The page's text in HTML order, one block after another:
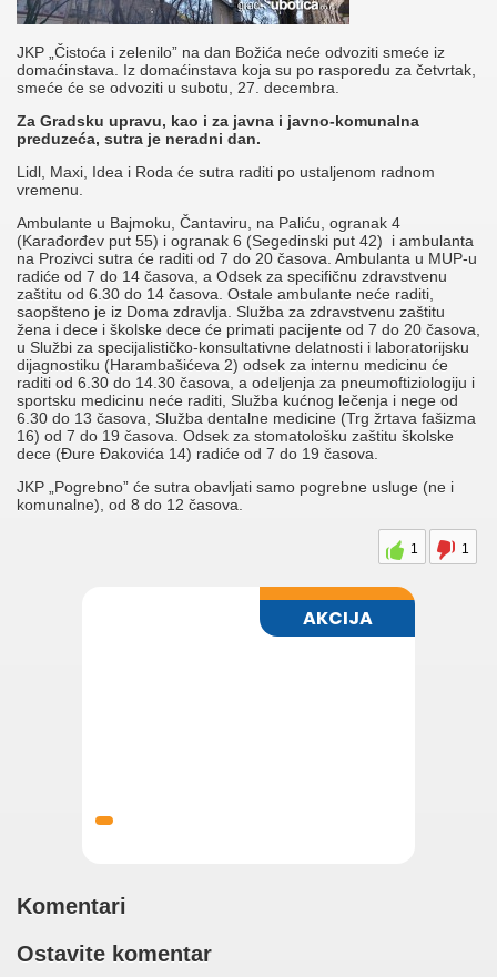
JKP „Čistoća i zelenilo” na dan Božića neće odvoziti smeće iz
domaćinstava. Iz domaćinstava koja su po rasporedu za četvrtak,
smeće će se odvoziti u subotu, 27. decembra.
Za Gradsku upravu, kao i za javna i javno-komunalna
preduzeća, sutra je neradni dan.
Lidl, Maxi, Idea i Roda će sutra raditi po ustaljenom radnom
vremenu.
Ambulante u Bajmoku, Čantaviru, na Paliću, ogranak 4
(Karađorđev put 55) i ogranak 6 (Segedinski put 42) i ambulanta
na Prozivci sutra će raditi od 7 do 20 časova. Ambulanta u MUP-u
radiće od 7 do 14 časova, a Odsek za specifičnu zdravstvenu
zaštitu od 6.30 do 14 časova. Ostale ambulante neće raditi,
saopšteno je iz Doma zdravlja. Služba za zdravstvenu zaštitu
žena i dece i školske dece će primati pacijente od 7 do 20 časova,
u Službi za specijalističko-konsultativne delatnosti i laboratorijsku
dijagnostiku (Harambašićeva 2) odsek za internu medicinu će
raditi od 6.30 do 14.30 časova, a odeljenja za pneumoftiziologiju i
sportsku medicinu neće raditi, Služba kućnog lečenja i nege od
6.30 do 13 časova, Služba dentalne medicine (Trg žrtava fašizma
16) od 7 do 19 časova. Odsek za stomatološku zaštitu školske
dece (Đure Đakovića 14) radiće od 7 do 19 časova.
JKP „Pogrebno” će sutra obavljati samo pogrebne usluge (ne i
komunalne), od 8 do 12 časova.
1 1
Komentari
Ostavite komentar